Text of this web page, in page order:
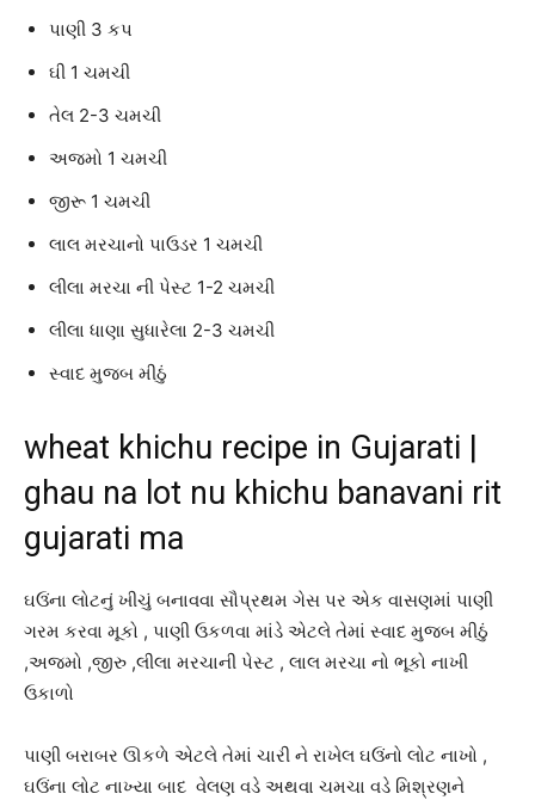
પાણી 3 કપ
ઘી 1 ચમચી
તેલ 2-3 ચમચી
અજમો 1 ચમચી
જીરૂ 1 ચમચી
લાલ મરચાનો પાઉડર 1 ચમચી
લીલા મરચા ની પેસ્ટ 1-2 ચમચી
લીલા ધાણા સુધારેલા 2-3 ચમચી
સ્વાદ મુજબ મીઠું
wheat khichu recipe in Gujarati |
ghau na lot nu khichu banavani rit
gujarati ma
ઘઉંના લોટનું ખીચું બનાવવા સૌપ્રથમ ગેસ પર એક વાસણમાં પાણી
ગરમ કરવા મૂકો , પાણી ઉકળવા માંડે એટલે તેમાં સ્વાદ મુજબ મીઠું
,અજમો ,જીરુ ,લીલા મરચાની પેસ્ટ , લાલ મરચા નો ભૂકો નાખી
ઉકાળો
પાણી બરાબર ઊકળે એટલે તેમાં ચારી ને રાખેલ ઘઉંનો લોટ નાખો ,
ઘઉંના લોટ નાખ્યા બાદ વેલણ વડે અથવા ચમચા વડે મિશ્રણને